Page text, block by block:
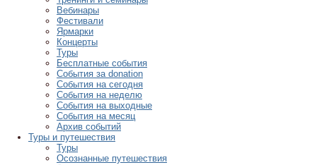
Вебинары
Фестивали
Ярмарки
Концерты
Туры
Бесплатные события
События за donation
События на сегодня
События на неделю
События на выходные
События на месяц
Архив событий
Туры и путешествия
Туры
Осознанные путешествия